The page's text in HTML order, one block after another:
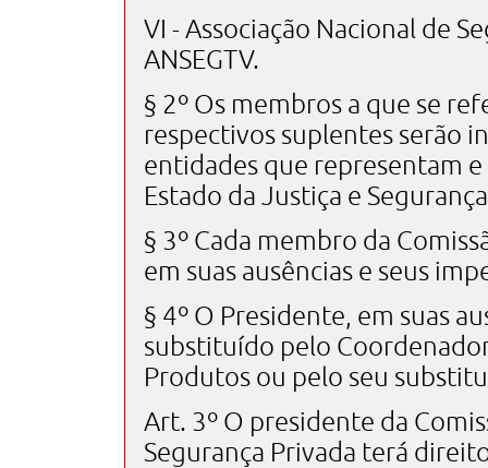
VI - Associação Nacional de
ANSEGTV.
§ 2º Os membros a que se
respectivos suplentes serão
entidades que representam
Estado da Justiça e
§ 3º Cada membro da
em suas ausências e seus
§ 4º O Presidente, em suas
substituído pelo
Produtos ou pelo seu
Art. 3º O presidente da
Segurança Privada terá